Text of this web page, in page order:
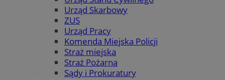
Urząd Skarbowy
ZUS
Urząd Pracy
Komenda Miejska Policji
Straż miejska
Straż Pożarna
Sądy i Prokuratury